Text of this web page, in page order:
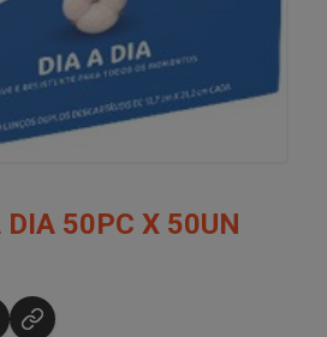
DIA 50PC X 50UN